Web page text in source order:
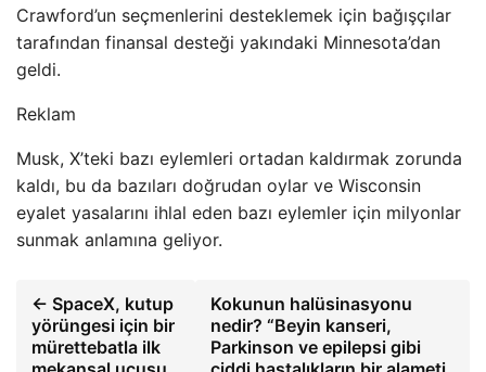
Crawford’un seçmenlerini desteklemek için bağışçılar
tarafından finansal desteği yakındaki Minnesota’dan
geldi.
Reklam
Musk, X’teki bazı eylemleri ortadan kaldırmak zorunda
kaldı, bu da bazıları doğrudan oylar ve Wisconsin
eyalet yasalarını ihlal eden bazı eylemler için milyonlar
sunmak anlamına geliyor.
← SpaceX, kutup
yörüngesi için bir
mürettebatla ilk
Kokunun halüsinasyonu
nedir? “Beyin kanseri,
Parkinson ve epilepsi gibi